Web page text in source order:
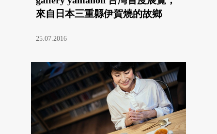
來自日本三重縣伊賀燒的故鄉
25.07.2016